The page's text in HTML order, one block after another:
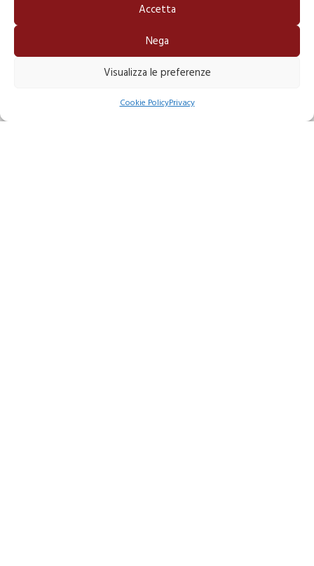
Accetta
Nega
Visualizza le preferenze
Cookie PolicyPrivacy
Prodotti Personalizzabili